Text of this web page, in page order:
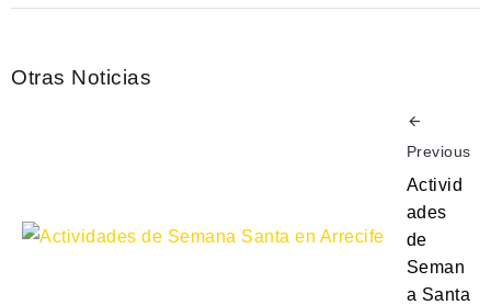
Otras Noticias
Previous
Activid
ades
de
Seman
a Santa